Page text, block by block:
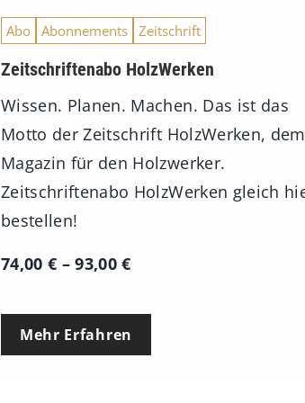
Abo Abonnements Zeitschrift
Zeitschriftenabo HolzWerken
Wissen. Planen. Machen. Das ist das
Motto der Zeitschrift HolzWerken, dem
Magazin für den Holzwerker.
Zeitschriftenabo HolzWerken gleich
bestellen!
74,00 € –93,00€P
e
Mehr Erfahren